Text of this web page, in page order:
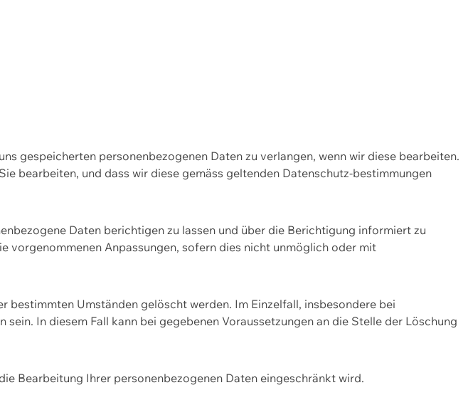
gespeicherten personenbezogenen Daten zu verlangen, wenn wir diese bearbeiten.
bearbeiten, und dass wir diese gemäss geltenden Datenschutz-bestimmungen
Daten berichtigen zu lassen und über die Berichtigung informiert zu
vorgenommenen Anpassungen, sofern dies nicht unmöglich oder mit
bestimmten Umständen gelöscht werden. Im Einzelfall, insbesondere bei
In diesem Fall kann bei gegebenen Voraussetzungen an die Stelle der Löschung
Bearbeitung Ihrer personenbezogenen Daten eingeschränkt wird.